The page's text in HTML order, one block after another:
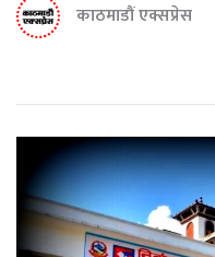
काठमाडौं एक्सप्रेस